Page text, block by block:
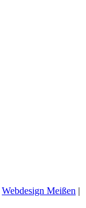
Webdesign Meißen |